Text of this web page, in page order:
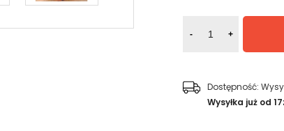
- +
Dostępność:
Wysyłka już od